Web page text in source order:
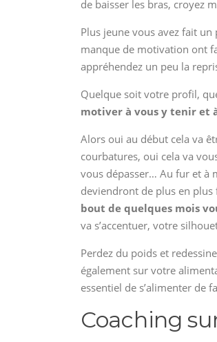
de baisser les bras, croyez
Plus jeune vous avez fait
manque de motivation ont
appréhendez un peu la
Quelque soit votre profil,
motiver à vous y tenir et
Alors oui au début cela va
courbatures, oui cela va
vous dépasser… Au fur et à
deviendront de plus en plus
bout de quelques mois
va s’accentuer, votre
Perdez du poids et
également sur votre
essentiel de s’alimenter de
Coaching